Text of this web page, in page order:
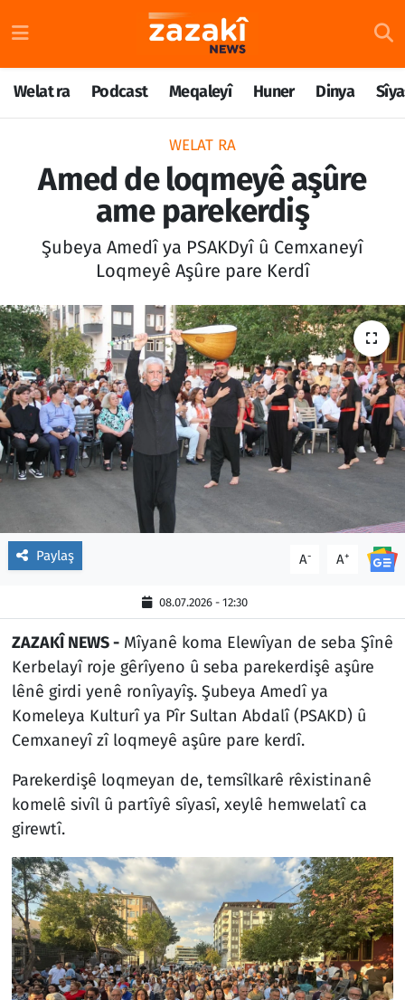
Welat ra Podcast Meqaleyî Huner Dinya
WELAT RA
Amed de loqmeyê aşûre
ame parekerdiş
Şubeya Amedî ya PSAKDyî û Cemxaneyî
Loqmeyê Aşûre pare Kerdî
Paylaş A- A+
08.07.2026 - 12:30
ZAZAKÎ NEWS -Mîyanê koma Elewîyan de seba Şînê
Kerbelayî roje gêrîyeno û seba parekerdişê aşûre
lênê girdi yenê ronîyayîş. Şubeya Amedî ya
Komeleya Kulturî ya Pîr Sultan Abdalî (PSAKD) û
Cemxaneyî zî loqmeyê aşûre pare kerdî.
Parekerdişê loqmeyan de, temsîlkarê rêxistinanê
komelê sivîl û partîyê sîyasî, xeylê hemwelatî ca
girewtî.
Welat ra
Podcast
Dinya
Rojane
Têkilî
Nöbetçi Eczaneler
Hava Durumu
Trafik Durumu
Süper Lig Puan Durumu ve Fikstür
Son Dakika Haberleri
Haber Arşivi